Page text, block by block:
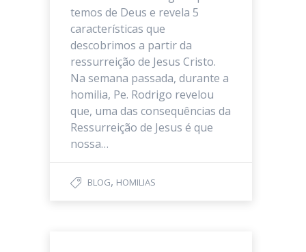
temos de Deus e revela 5
características que
descobrimos a partir da
ressurreição de Jesus Cristo.
Na semana passada, durante a
homilia, Pe. Rodrigo revelou
que, uma das consequências da
Ressurreição de Jesus é que
nossa…
BLOG, HOMILIAS